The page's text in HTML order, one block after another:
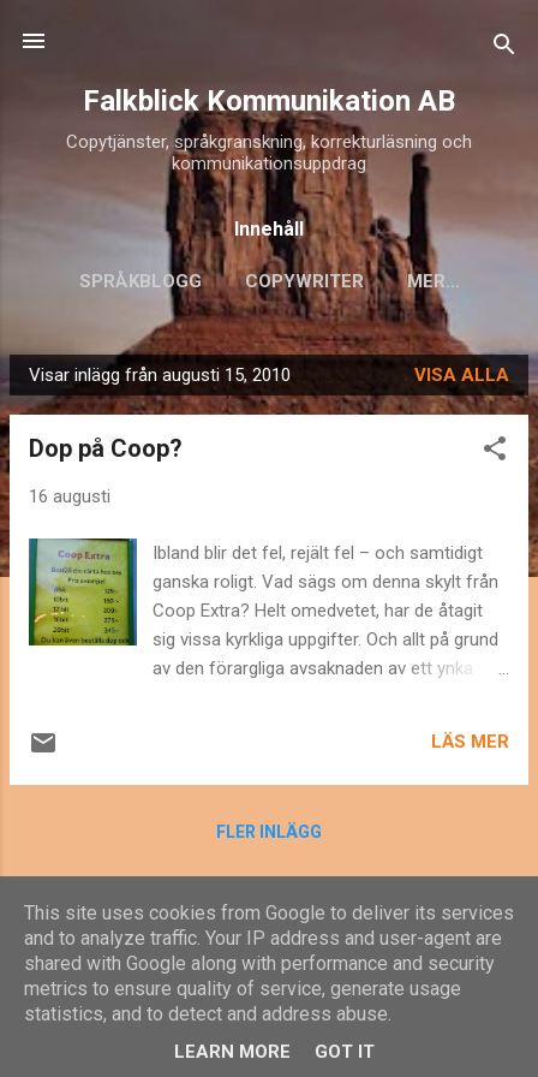
Falkblick Kommunikation AB
Copytjänster, språkgranskning, korrekturläsning och
kommunikationsuppdrag
Innehåll
SPRÅKBLOGG COPYWRITER MER…
I
n
Visar inlägg från augusti 15, 2010 VISA ALLA
Dop på Coop?
16 augusti
Ibland blir det fel, rejält fel – och samtidigt
ganska roligt. Vad sägs om denna skylt från
Coop Extra? Helt omedvetet, har de åtagit
sig vissa kyrkliga uppgifter. Och allt på grund
av den förargliga avsaknaden av ett ynka
del andra fel på skylten också, men de får
stå tillbaka denna gång. More
LÄS MER
FLER INLÄGG
Använder Blogger
This site uses cookies from Google to deliver its services
and to analyze traffic. Your IP address and user-agent are
shared with Google along with performance and security
metrics to ensure quality of service, generate usage
statistics, and to detect and address abuse.
LEARN MORE GOT IT